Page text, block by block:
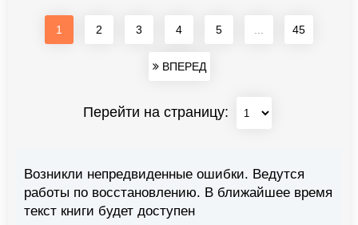
1 2 3 4 5 ... 45
ВПЕРЕД
Перейти на страницу:
Возникли непредвиденные ошибки. Ведутся
работы по восстановлению. В ближайшее время
текст книги будет доступен